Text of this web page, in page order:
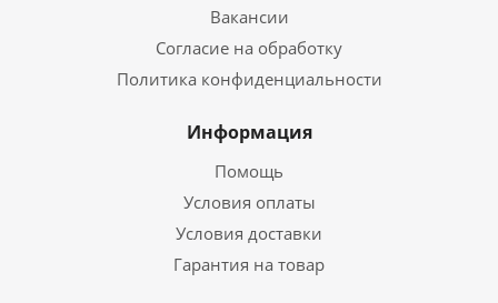
Вакансии
Согласие на обработку
Политика конфиденциальности
Информация
Помощь
Условия оплаты
Условия доставки
Гарантия на товар